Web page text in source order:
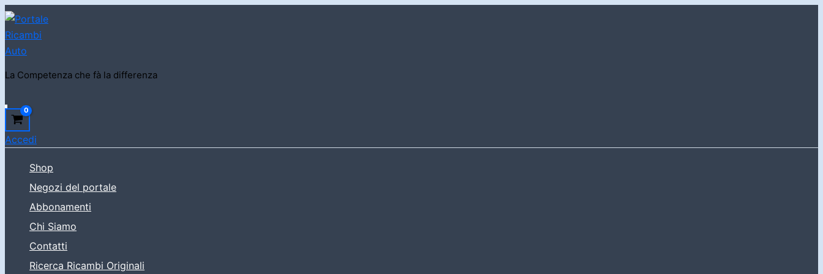
Vai
al
contenuto
La Competenza che fà la differenza
Accedi
Shop
Negozi del portale
Abbonamenti
Chi Siamo
Contatti
Ricerca Ricambi Originali